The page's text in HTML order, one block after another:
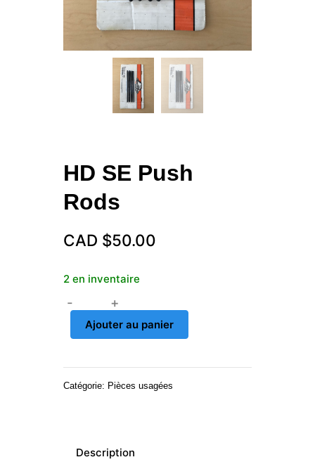
HD SE Push
Rods
CAD $50.00
2 en inventaire
quantité
SE
Push
- +
Ajouter au panier
Catégorie: Pièces usagées
Description